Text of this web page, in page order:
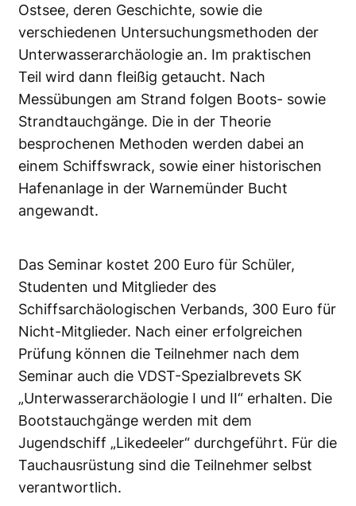
Ostsee, deren Geschichte, sowie die
verschiedenen Untersuchungsmethoden der
Unterwasserarchäologie an. Im praktischen
Teil wird dann fleißig getaucht. Nach
Messübungen am Strand folgen Boots- sowie
Strandtauchgänge. Die in der Theorie
besprochenen Methoden werden dabei an
einem Schiffswrack, sowie einer historischen
Hafenanlage in der Warnemünder Bucht
angewandt.
Das Seminar kostet 200 Euro für Schüler,
Studenten und Mitglieder des
Schiffsarchäologischen Verbands, 300 Euro für
Nicht-Mitglieder. Nach einer erfolgreichen
Prüfung können die Teilnehmer nach dem
Seminar auch die VDST-Spezialbrevets SK
„Unterwasserarchäologie I und II“ erhalten. Die
Bootstauchgänge werden mit dem
Jugendschiff „Likedeeler“ durchgeführt. Für die
Tauchausrüstung sind die Teilnehmer selbst
verantwortlich.